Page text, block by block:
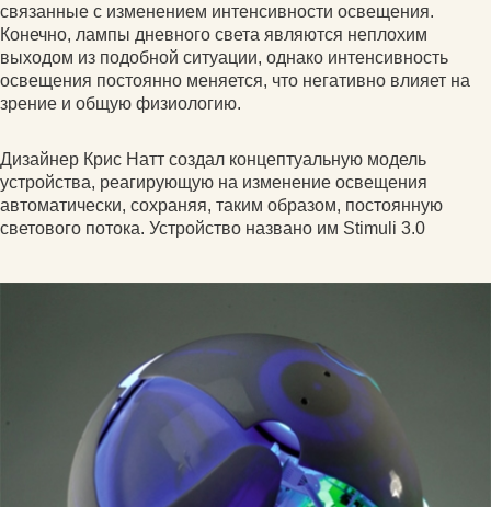
связанные с изменением интенсивности освещения.
Конечно, лампы дневного света являются неплохим
выходом из подобной ситуации, однако интенсивность
освещения постоянно меняется, что негативно влияет на
зрение и общую физиологию.
Дизайнер Крис Натт создал концептуальную модель
устройства, реагирующую на изменение освещения
автоматически, сохраняя, таким образом, постоянную
светового потока. Устройство названо им Stimuli 3.0